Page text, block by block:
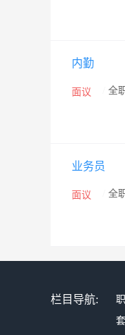
内勤
面议 全
业务员
面议 全
栏目导航: